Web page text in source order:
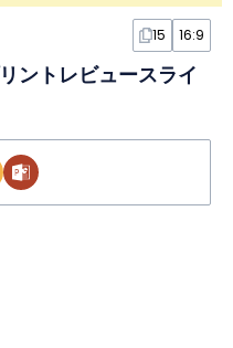
15 16:9
ントレビュースライ